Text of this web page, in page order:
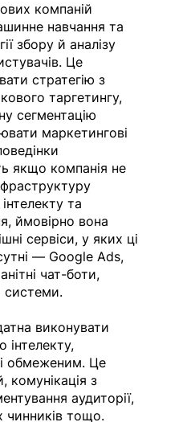
компаній
навчання та
збору й аналізу
Це
стратегію з
таргетингу,
сегментацію
маркетингові
якщо компанія не
та
ймовірно вона
сервіси, у яких ці
— Google Ads,
чат-боти,
системи.
виконувати
інтелекту,
обмеженим. Це
комунікація з
аудиторії,
чинників тощо.